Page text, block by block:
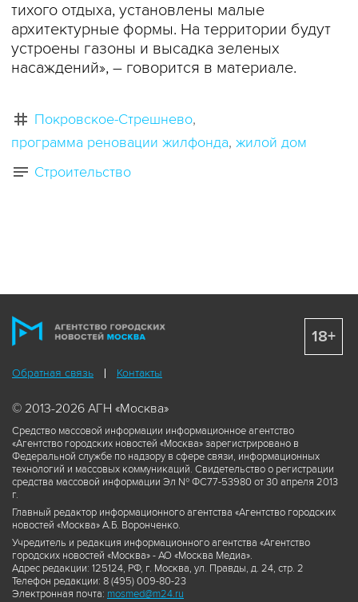
тихого отдыха, установлены малые
архитектурные формы. На территории будут
устроены газоны и высадка зеленых
насаждений», – говорится в материале.
Покровское-Стрешнево
программа реновации жилфонда жилой дом
Строительство
Обратная связь Контакты
© 2013-2026 АГН «Москва»
Средство массовой информации информационное агентство
«Агентство городских новостей «Москва» зарегистрировано в
Федеральной службе по надзору в сфере связи, информационных
технологий и массовых коммуникаций. Свидетельство о регистрации
средства массовой информации Эл № ФС77-53980 от 30 апреля 2013
г.
Главный редактор информационного агентства «Агентство городских
новостей «Москва» А.Б. Воронченко.
Учредитель и редакция информационного агентства «Агентство
городских новостей «Москва» - АО «Москва Медиа».
Адрес редакции: 125124, РФ, г. Москва, ул. Правды, д. 24, стр. 2
Телефон редакции: 8 (495) 009-80-23
Электронная почта: mosmed@m24.ru
18+